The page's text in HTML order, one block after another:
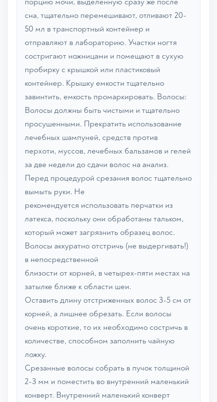
сна, тщательно перемешивают, отливают 20-
50 мл в транспортный контейнер и
отправляют в лабораторию. Участки ногтя
состригают ножницами и помещают в сухую
пробирку с крышкой или пластиковый
контейнер. Крышку емкости тщательно
завинтить, емкость промаркировать. Волосы:
Волосы должны быть чистыми и тщательно
просушенными. Прекратить использование
лечебных шампуней, средств против
перхоти, муссов, лечебных бальзамов и гелей
за две недели до сдачи волос на анализ.
Перед процедурой срезания волос тщательно
вымыть руки. Не
рекомендуется использовать перчатки из
латекса, поскольку они обработаны тальком,
который может загрязнить образец волос.
Волосы аккуратно отстричь (не выдергивать!)
в непосредственной
близости от корней, в четырех-пяти местах на
затылке ближе к области шеи.
Оставить длину отстриженных волос 3-5 см от
корней, а лишнее обрезать. Если волосы
очень короткие, то их необходимо состричь в
количестве, способном заполнить чайную
ложку.
Срезанные волосы собрать в пучок толщиной
2-3 мм и поместить во внутренний маленький
конверт. Внутренний маленький конверт